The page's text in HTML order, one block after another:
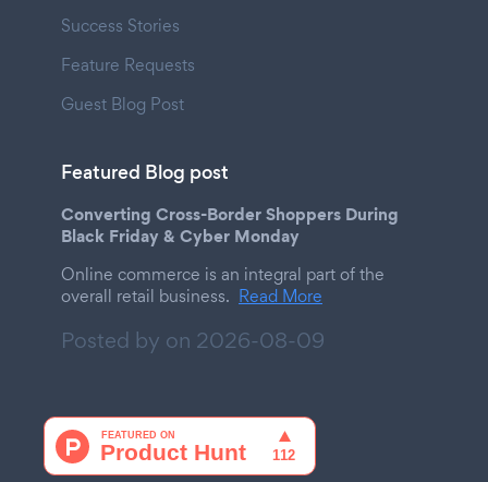
Success Stories
Feature Requests
Guest Blog Post
Featured Blog post
Converting Cross-Border Shoppers During
Black Friday & Cyber Monday
Online commerce is an integral part of the
overall retail business. Read More
Posted by on 2026-08-09